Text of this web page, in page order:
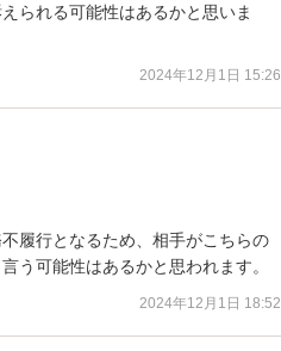
られる可能性はあるかと思いま
2024年12月1日 15:26
履行となるため、相手がこちらの
う可能性はあるかと思われます。
2024年12月1日 18:52